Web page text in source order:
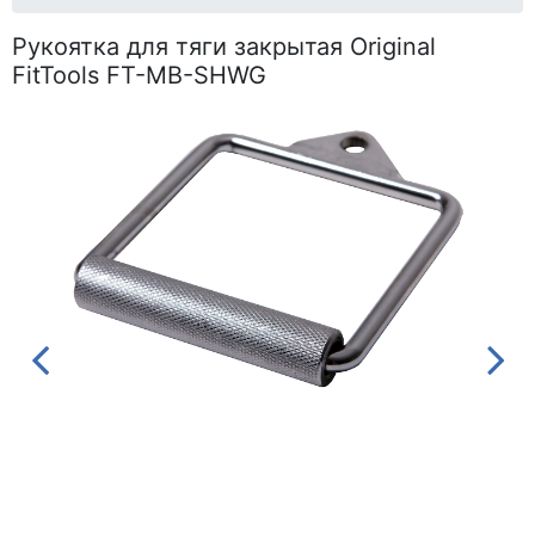
Рукоятка для тяги закрытая Original
FitTools FT-MB-SHWG